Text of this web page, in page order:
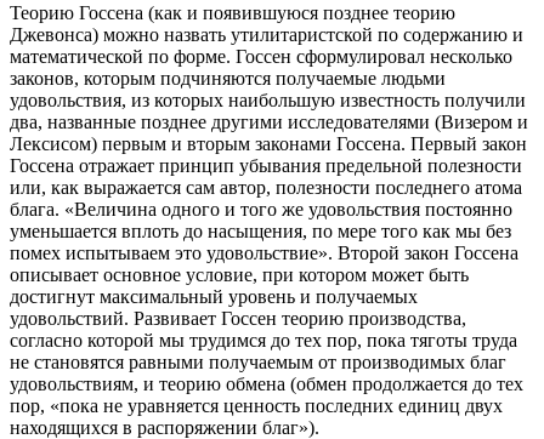
Теорию Госсена (как и появившуюся позднее теорию
Джевонса) можно назвать утилитаристской по содержанию и
математической по форме. Госсен сформулировал несколько
законов, которым подчиняются получаемые людьми
удовольствия, из которых наибольшую известность получили
два, названные позднее другими исследователями (Визером и
Лексисом) первым и вторым законами Госсена. Первый закон
Госсена отражает принцип убывания предельной полезности
или, как выражается сам автор, полезности последнего атома
блага. «Величина одного и того же удовольствия постоянно
уменьшается вплоть до насыщения, по мере того как мы без
помех испытываем это удовольствие». Второй закон Госсена
описывает основное условие, при котором может быть
достигнут максимальный уровень и получаемых
удовольствий. Развивает Госсен теорию производства,
согласно которой мы трудимся до тех пор, пока тяготы труда
не становятся равными получаемым от производимых благ
удовольствиям, и теорию обмена (обмен продолжается до тех
пор, «пока не уравняется ценность последних единиц двух
находящихся в распоряжении благ»).